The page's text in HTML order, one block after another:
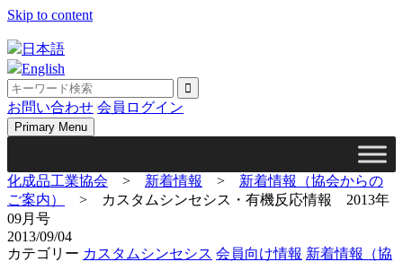
Skip to content
日本語
English
お問い合わせ 会員ログイン
Primary Menu
化成品工業協会 > 新着情報 > 新着情報（協会からの
ご案内）
>
カスタムシンセシス・有機反応情報 2013年
09月号
2013/09/04
カテゴリー カスタムシンセシス 会員向け情報 新着情報（協